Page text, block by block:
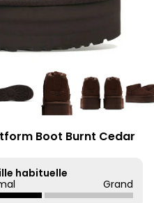
Boot Burnt Cedar
habituelle
Grand